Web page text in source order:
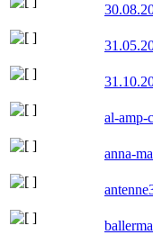
al-amp-
anna-